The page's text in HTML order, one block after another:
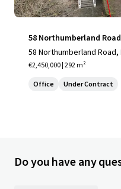
58 Northumberland Road
58 Northumberland Road,
€2,450,000 | 292 m²
Office Under Contract
Do you have any